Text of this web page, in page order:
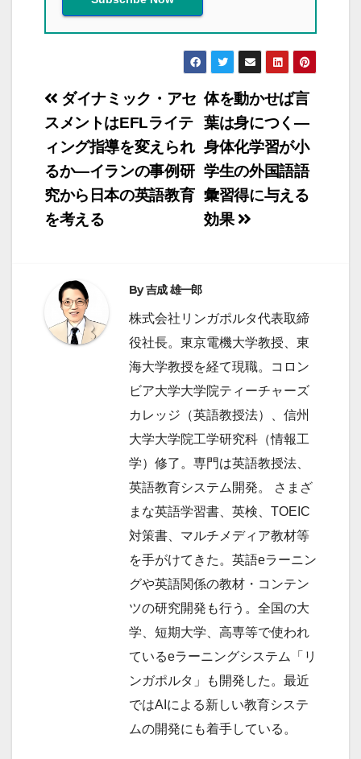
投
稿
ナ
ビ
ゲ
ョ
ン
体を動かせば言
葉は身につく―
身体化学習が小
学生の外国語語
彙習得に与える
効果
ダイナミック・アセ
スメントはEFLライテ
ィング指導を変えられ
るか―イランの事例研
究から日本の英語教育
を考える
By吉成 雄一郎
株式会社リンガポルタ代表取締
役社長。東京電機大学教授、東
海大学教授を経て現職。コロン
ビア大学大学院ティーチャーズ
カレッジ（英語教授法）、信州
大学大学院工学研究科（情報工
学）修了。専門は英語教授法、
英語教育システム開発。 さまざ
まな英語学習書、英検、TOEIC
対策書、マルチメディア教材等
を手がけてきた。英語eラーニン
グや英語関係の教材・コンテン
ツの研究開発も行う。全国の大
学、短期大学、高専等で使われ
ているeラーニングシステム「リ
ンガポルタ」も開発した。最近
ではAIによる新しい教育システ
ムの開発にも着手している。